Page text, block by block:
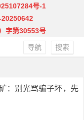
号-1
20250642
字第30553号
搜索
导航
：别光骂骗子坏，先